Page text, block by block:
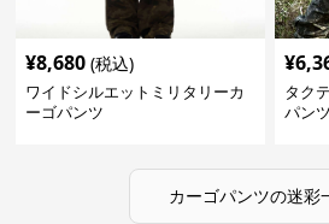
¥8,680 (税込)
ワイドシルエットミリタリーカ
ーゴパンツ
¥
タク
パンツ
カーゴパンツの迷彩